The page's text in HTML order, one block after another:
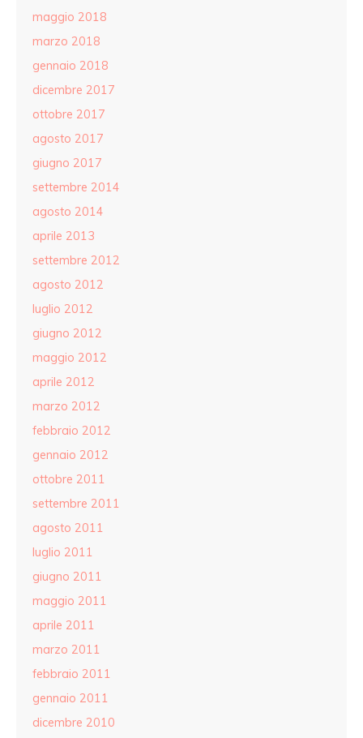
maggio 2018
marzo 2018
gennaio 2018
dicembre 2017
ottobre 2017
agosto 2017
giugno 2017
settembre 2014
agosto 2014
aprile 2013
settembre 2012
agosto 2012
luglio 2012
giugno 2012
maggio 2012
aprile 2012
marzo 2012
febbraio 2012
gennaio 2012
ottobre 2011
settembre 2011
agosto 2011
luglio 2011
giugno 2011
maggio 2011
aprile 2011
marzo 2011
febbraio 2011
gennaio 2011
dicembre 2010